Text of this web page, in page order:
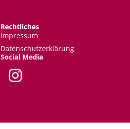
Rechtliches
Impressum
Datenschutzerklärung
Social Media